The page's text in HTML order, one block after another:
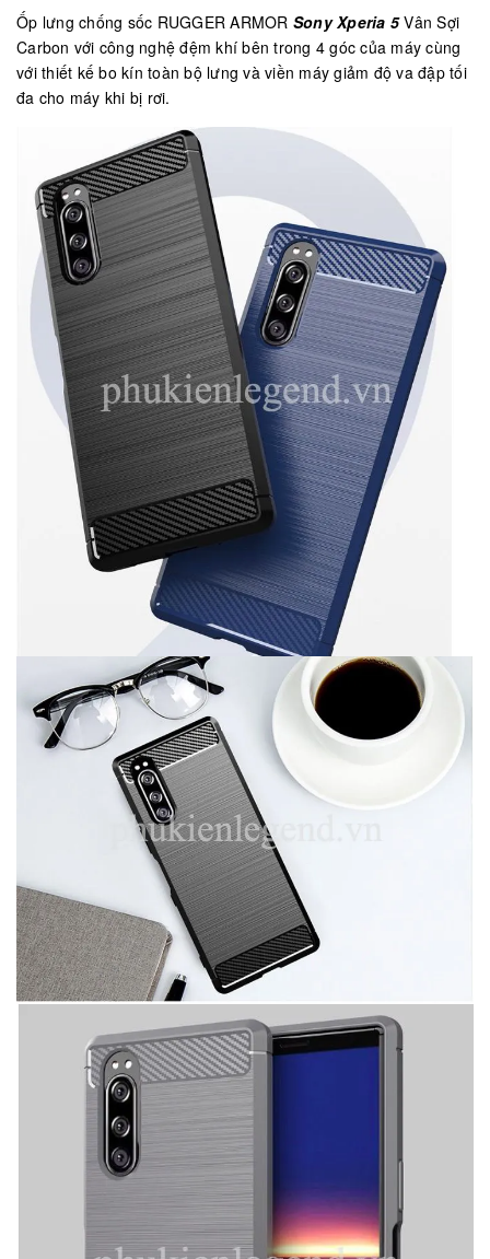
Ốp lưng chống sốc RUGGER ARMOR Sony Xperia 5Vân Sợi
Carbon với công nghệ đệm khí bên trong 4 góc của máy cùng
với thiết kế bo kín toàn bộ lưng và viền máy giảm độ va đập tối
đa cho máy khi bị rơi.